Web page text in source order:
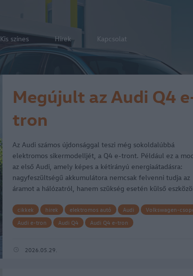
Kis színes Hírek Kapcsolat
Megújult az Audi Q4
tron
Az Audi számos újdonsággal teszi még sokoldalúbbá
elektromos sikermodelljét, a Q4 e-tront. Például ez a
az első Audi, amely képes a kétirányú energiaátadásra:
nagyfeszültségű akkumulátora nemcsak felvenni tudja az
áramot a hálózatról, hanem szükség esetén külső
cikkek hirek elektromos autó Audi
Volkswagen-
Audi e-tron
Audi Q4 Audi Q4 e-tron
2026.05.29.